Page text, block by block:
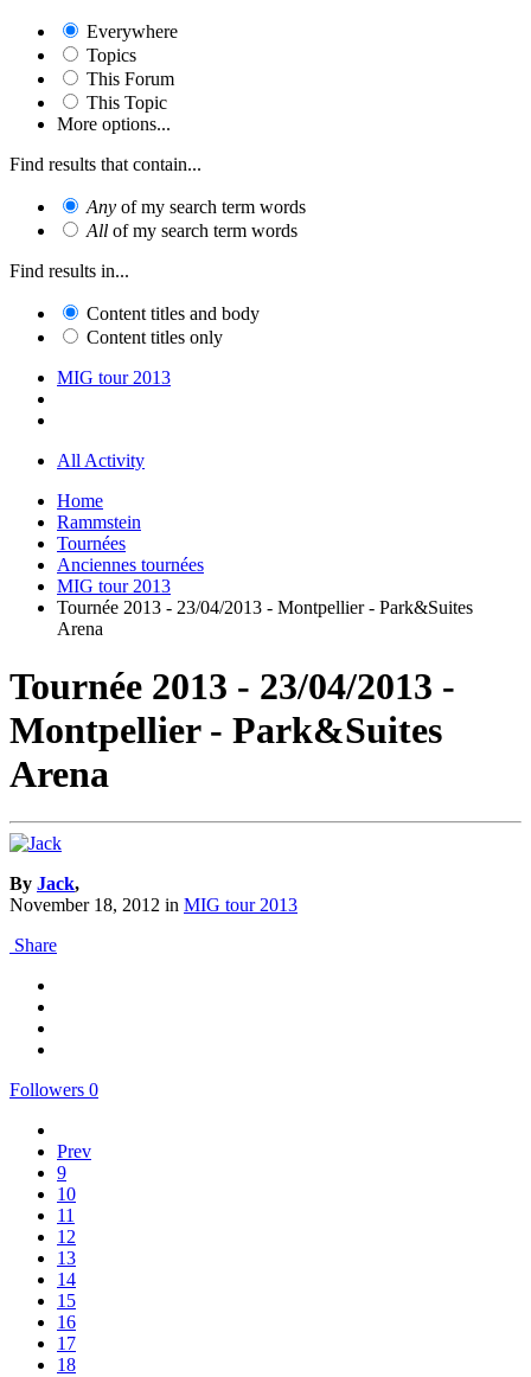
Everywhere
Topics
This Forum
This Topic
More options...
Find results that contain...
Any of my search term words
All of my search term words
Find results in...
Content titles and body
Content titles only
MIG tour 2013
All Activity
Home
Rammstein
Tournées
Anciennes tournées
MIG tour 2013
Tournée 2013 - 23/04/2013 - Montpellier - Park&Suites
Arena
Tournée 2013 - 23/04/2013 -
Montpellier - Park&Suites
Arena
By Jack,
November 18, 2012 in MIG tour 2013
Share
Followers 0
Prev
9
10
11
12
13
14
15
16
17
18